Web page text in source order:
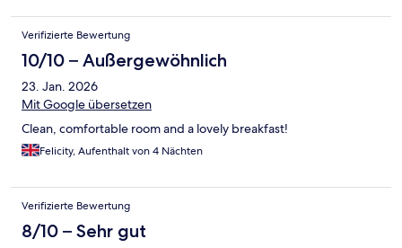
Verifizierte Bewertung
10/10 – Außergewöhnlich
23. Jan. 2026
Mit Google übersetzen
Clean, comfortable room and a lovely breakfast!
Felicity, Aufenthalt von 4 Nächten
Verifizierte Bewertung
8/10 – Sehr gut